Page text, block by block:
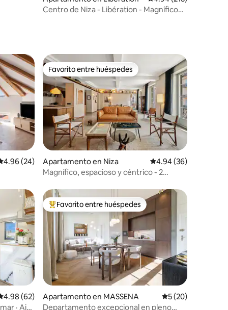
Centro de Niza - Libération - Magnífico
promedio: 4.96 de 5, 24 reseñas
4.96 (24)
Favorito entre huéspedes
Favorito entre huéspedes
Apartamento en Niza Calificación
4.94 (36)
Magnífico, espacioso y céntrico - 2
promedio: 4.98 de 5, 62 reseñas
4.98 (62)
· Aire
Favorito entre huéspedes preferido
Favorito entre huéspedes
Apartamento en MASSENA Calificación
5 (20)
Departamento excepcional en pleno